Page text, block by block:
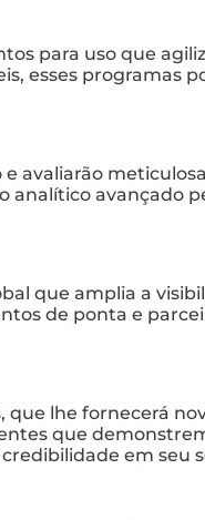
para uso que
esses programas
avaliarão
analítico
que amplia a
de ponta e
lhe fornecerá
que
em seu